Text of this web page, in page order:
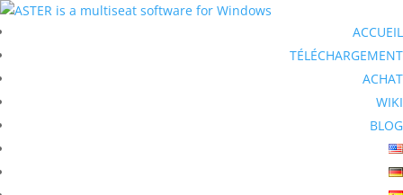
ACCUEIL
TÉLÉCHARGEMENT
ACHAT
WIKI
BLOG